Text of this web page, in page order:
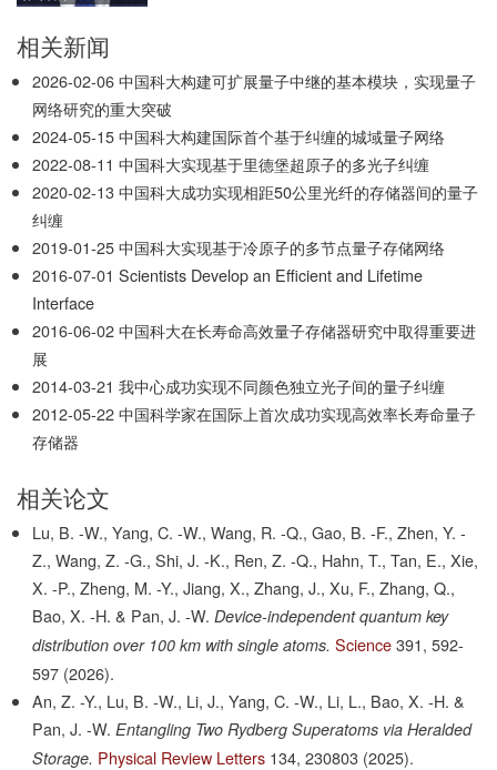
相关新闻
2026-02-06 中国科大构建可扩展量子中继的基本模块，实现量子
网络研究的重大突破
2024-05-15 中国科大构建国际首个基于纠缠的城域量子网络
2022-08-11 中国科大实现基于里德堡超原子的多光子纠缠­
2020-02-13 中国科大成功实现相距50公里光纤的存储器间的量子
纠缠
2019-01-25 中国科大实现基于冷原子的多节点量子存储网络
2016-07-01 Scientists Develop an Efficient and Lifetime
Interface
2016-06-02 中国科大在长寿命高效量子存储器研究中取得重要进
展
2014-03-21 我中心成功实现不同颜色独立光子间的量子纠缠
2012-05-22 中国科学家在国际上首次成功实现高效率长寿命量子
存储器
相关论文
Lu, B. -W., Yang, C. -W., Wang, R. -Q., Gao, B. -F., Zhen, Y. -
Z., Wang, Z. -G., Shi, J. -K., Ren, Z. -Q., Hahn, T., Tan, E., Xie,
X. -P., Zheng, M. -Y., Jiang, X., Zhang, J., Xu, F., Zhang, Q.,
Bao, X. -H. & Pan, J. -W. Device-independent quantum key
distribution over 100 km with single atoms. Science 391, 592-
597 (2026).
An, Z. -Y., Lu, B. -W., Li, J., Yang, C. -W., Li, L., Bao, X. -H. &
Pan, J. -W. Entangling Two Rydberg Superatoms via Heralded
Storage. Physical Review Letters 134, 230803 (2025).